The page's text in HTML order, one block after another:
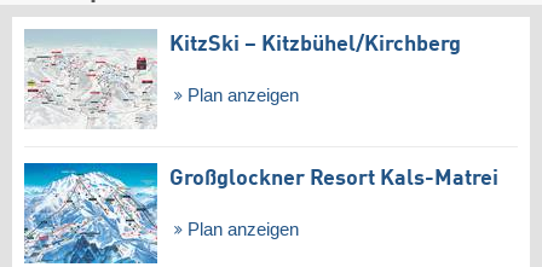
KitzSki – Kitzbühel/​Kirchberg
Plan anzeigen
Großglockner Resort Kals-Matrei
Plan anzeigen